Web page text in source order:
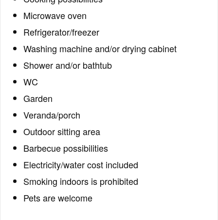
Microwave oven
Refrigerator/freezer
Washing machine and/or drying cabinet
Shower and/or bathtub
WC
Garden
Veranda/porch
Outdoor sitting area
Barbecue possibilities
Electricity/water cost included
Smoking indoors is prohibited
Pets are welcome